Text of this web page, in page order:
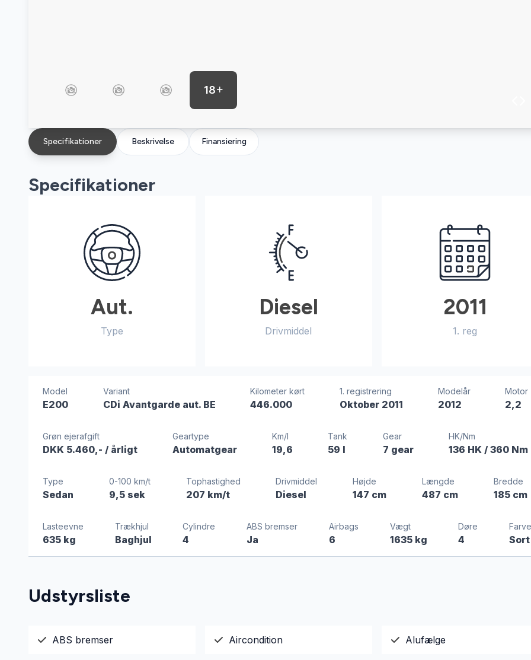
18
Specifikationer Beskrivelse Finansiering
Specifikationer
Aut.
Type
Diesel
Drivmiddel
2011
1. reg
Model
E200
Variant
CDi Avantgarde aut. BE
Kilometer kørt
446.000
1. registrering
Oktober 2011
Modelår
2012
Motor
2,2
Grøn ejerafgift
DKK 5.460,- / årligt
Geartype
Automatgear
Km/l
19,6
Tank
59 l
Gear
7 gear
HK/Nm
136 HK / 360 Nm
Type
Sedan
0-100 km/t
9,5 sek
Tophastighed
207 km/t
Drivmiddel
Diesel
Højde
147 cm
Længde
487 cm
Bredde
185 cm
Lasteevne
635 kg
Trækhjul
Baghjul
Cylindre
4
ABS bremser
Ja
Airbags
6
Vægt
1635 kg
Døre
4 Sort
Udstyrsliste
ABS bremser Aircondition Alufælge